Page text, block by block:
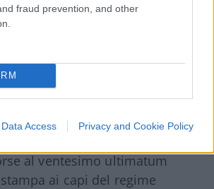
fraud prevention, and other
Data Access Privacy and Cookie Policy
interna – tra poco più di tre
trovare il bandolo della
che ha deliberatamente
da quel si vede attualmente,
da provetto pokerista, con
al ventesimo ultimatum
ai capi del regime